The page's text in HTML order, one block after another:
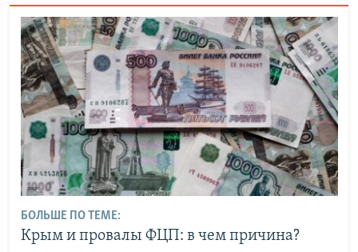
БОЛЬШЕ ПО ТЕМЕ:
Крым и провалы ФЦП: в чем причина?